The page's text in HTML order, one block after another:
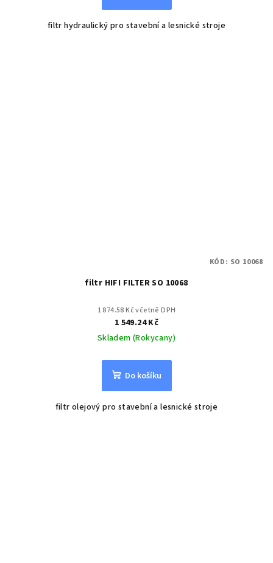
filtr hydraulický pro stavební a lesnické stroje
filtr HIFI FILTER SO 10068
1 874.58 Kč včetně DPH
1 549.24 Kč
Skladem (Rokycany)
Do košíku
filtr olejový pro stavební a lesnické stroje
KÓD: SO 10068